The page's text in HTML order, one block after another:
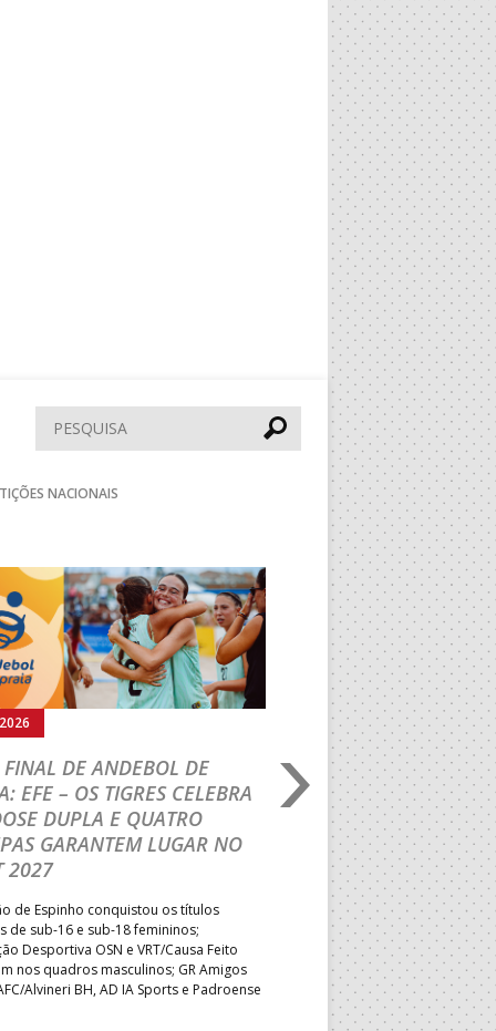
Pesquisar
NACIONAIS
FINAL DE ANDEBOL DE
EFE – OS TIGRES CELEBRA
DUPLA E QUATRO
GARANTEM LUGAR NO
2027
de Espinho conquistou os títulos
de sub-16 e sub-18 femininos;
Desportiva OSN e VRT/Causa Feito
nos quadros masculinos; GR Amigos
Alvineri BH, AD IA Sports e Padroense
02.08.2026
PORTUGAL BEACH
TOUR: VRT/LEMAR
TÍTULO INÉDITO
Formação de Leiria superou o
shoot-out e sagrou-se
primeira vez; Associação
primeiro desaire mas
no quadro feminino, num dia
descidas e as vagas para o
Seguinte